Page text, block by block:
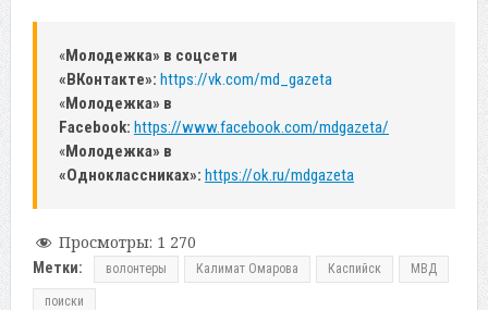
«Молодежка» в соцсети
«ВКонтакте»: https://vk.com/md_gazeta
«Молодежка» в
Facebook: https://www.facebook.com/mdgazeta/
«Молодежка» в
«Одноклассниках»: https://ok.ru/mdgazeta
Просмотры: 1 270
Метки: волонтеры Калимат Омарова Каспийск МВД
поиски